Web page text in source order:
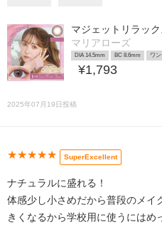
マジェットリラック
マリアローズ
DIA 14.5mm BC 8.6mm ワ
¥1,793
2025年07月19日投稿
★★★★★ SuperExcellent
ナチュラルに盛れる！
体感少し小さめだから普段のメイ
きくなるから学校用に使うにはめ